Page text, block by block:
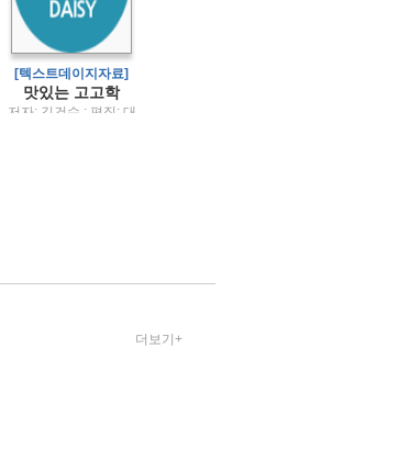
[텍스트데이지자료]
맛있는 고고학
저자: 김건수 ; 편집: 대
더보기+